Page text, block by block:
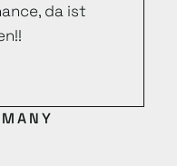
da ist